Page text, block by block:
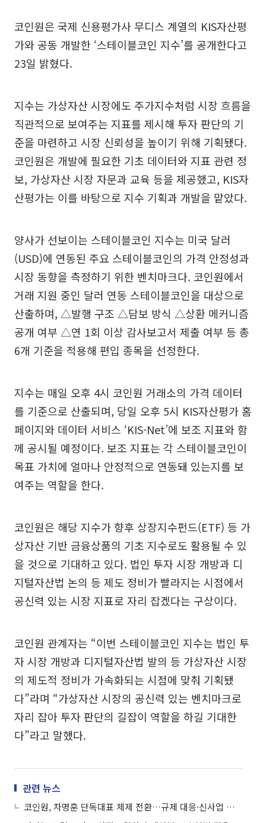
코인원은 국제 신용평가사 무디스 계열의 KIS자산평
가와 공동 개발한 ‘스테이블코인 지수’를 공개한다고
23일 밝혔다.
지수는 가상자산 시장에도 주가지수처럼 시장 흐름을
직관적으로 보여주는 지표를 제시해 투자 판단의 기
준을 마련하고 시장 신뢰성을 높이기 위해 기획됐다.
코인원은 개발에 필요한 기초 데이터와 지표 관련 정
보, 가상자산 시장 자문과 교육 등을 제공했고, KIS자
산평가는 이를 바탕으로 지수 기획과 개발을 맡았다.
양사가 선보이는 스테이블코인 지수는 미국 달러
(USD)에 연동된 주요 스테이블코인의 가격 안정성과
시장 동향을 측정하기 위한 벤치마크다. 코인원에서
거래 지원 중인 달러 연동 스테이블코인을 대상으로
산출하며, △발행 구조 △담보 방식 △상환 메커니즘
공개 여부 △연 1회 이상 감사보고서 제출 여부 등 총
6개 기준을 적용해 편입 종목을 선정한다.
지수는 매일 오후 4시 코인원 거래소의 가격 데이터
를 기준으로 산출되며, 당일 오후 5시 KIS자산평가 홈
페이지와 데이터 서비스 ‘KIS-Net’에 보조 지표와 함
께 공시될 예정이다. 보조 지표는 각 스테이블코인이
목표 가치에 얼마나 안정적으로 연동돼 있는지를 보
여주는 역할을 한다.
코인원은 해당 지수가 향후 상장지수펀드(ETF) 등 가
상자산 기반 금융상품의 기초 지수로도 활용될 수 있
을 것으로 기대하고 있다. 법인 투자 시장 개방과 디
지털자산법 논의 등 제도 정비가 빨라지는 시점에서
공신력 있는 시장 지표로 자리 잡겠다는 구상이다.
코인원 관계자는 “이번 스테이블코인 지수는 법인 투
자 시장 개방과 디지털자산법 발의 등 가상자산 시장
의 제도적 정비가 가속화되는 시점에 맞춰 기획됐
다”라며 “가상자산 시장의 공신력 있는 벤치마크로
자리 잡아 투자 판단의 길잡이 역할을 하길 기대한
다”라고 말했다.
관련 뉴스
코인원, 차명훈 단독대표 체제 전환…규제 대응·신사업 속도